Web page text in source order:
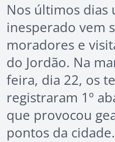
Nos últimos dias
inesperado vem
moradores e
do Jordão. Na
feira, dia 22, os
registraram 1º
que provocou
pontos da cidade.